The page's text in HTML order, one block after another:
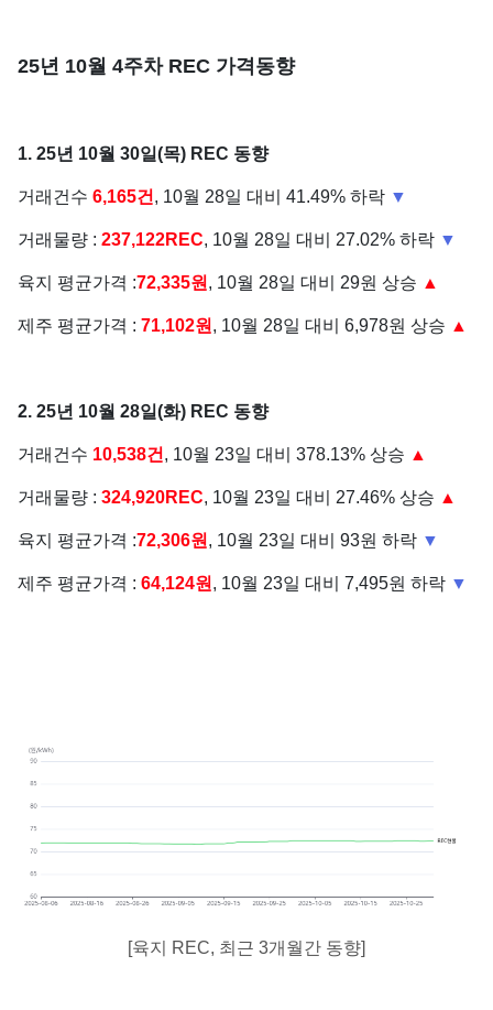
25년 10월 4주차 REC 가격동향
1. 25년 10월 30일(목) REC 동향
거래건수 6,165건 , 10월 28일 대비 41.49% 하락 ▼
거래물량 : 237,122REC, 10월 28일 대비 27.02% 하락 ▼
육지 평균가격 :72,335원 , 10월 28일 대비 29원 상승 ▲
제주 평균가격 : 71,102원 , 10월 28일 대비 6,978원 상승 ▲
2. 25년 10월 28일(화) REC 동향
거래건수 10,538건 , 10월 23일 대비 378.13% 상승 ▲
거래물량 : 324,920REC, 10월 23일 대비 27.46% 상승 ▲
육지 평균가격 :72,306원 , 10월 23일 대비 93원 하락 ▼
제주 평균가격 : 64,124원 , 10월 23일 대비 7,495원 하락 ▼
[육지 REC, 최근 3개월간 동향]